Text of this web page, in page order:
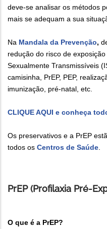
deve-se analisar os métodos
mais se adequam a sua
Na Mandala da Prevenção,
redução do risco de
Sexualmente Transmissíveis
camisinha, PrEP, PEP,
imunização, pré-natal, etc.
CLIQUE AQUI e conheça
Os preservativos e a PrEP
todos os Centros de Saúde
PrEP (Profilaxia Pré-
O que é a PrEP?